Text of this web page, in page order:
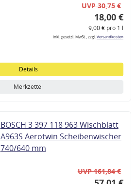
UVP 30,75 €
18,00 €
9,00 € pro 1 l
inkl. gesetzl. MwSt., zzgl.Versandkosten
Details
Merkzettel
BOSCH 3 397 118 963 Wischblatt
A963S Aerotwin Scheibenwischer
740/640 mm
UVP 161,84 €